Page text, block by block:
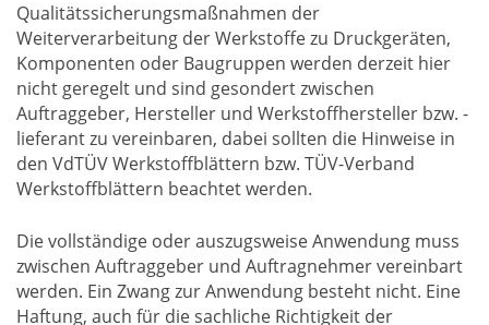
Qualitätssicherungsmaßnahmen der
Weiterverarbeitung der Werkstoffe zu Druckgeräten,
Komponenten oder Baugruppen werden derzeit hier
nicht geregelt und sind gesondert zwischen
Auftraggeber, Hersteller und Werkstoffhersteller bzw. -
lieferant zu vereinbaren, dabei sollten die Hinweise in
den VdTÜV Werkstoffblättern bzw. TÜV-Verband
Werkstoffblättern beachtet werden.
Die vollständige oder auszugsweise Anwendung muss
zwischen Auftraggeber und Auftragnehmer vereinbart
werden. Ein Zwang zur Anwendung besteht nicht. Eine
Haftung, auch für die sachliche Richtigkeit der